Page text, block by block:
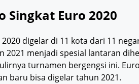
Singkat Euro 2020
2020 digelar di 11 kota dari 11
2021 menjadi spesial lantaran
turnamen bergengsi ini.
baru bisa digelar tahun 2021.